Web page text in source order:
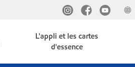
L'appli et les cartes
d'essence